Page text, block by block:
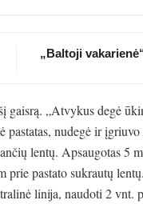
„Baltoji
„Atvykus degė
pastatas, nudegė ir
lentų. Apsaugotas 5
prie pastato sukrautų
linija, naudoti 2